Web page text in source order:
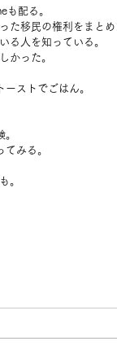
も配る。
た移民の権利をまと
る人を知っている。
かった。
ストでごはん。
みる。
。